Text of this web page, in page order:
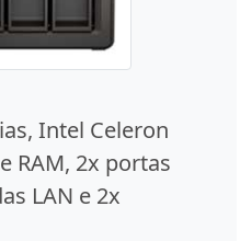
Intel Celeron
RAM, 2x portas
LAN e 2x